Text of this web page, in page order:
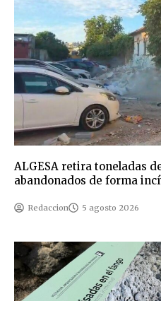
ALGESA retira toneladas
abandonados de forma
Redaccion 5 agosto 2026